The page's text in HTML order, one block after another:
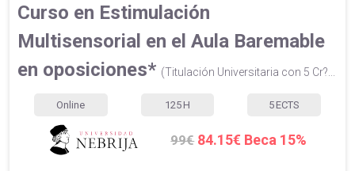
Curso en Estimulación
Multisensorial en el Aula Baremable
en oposiciones* (Titulación Universitaria con 5 Cr?...
Online 125 H 5 ECTS
99€ 84.15€ Beca 15%